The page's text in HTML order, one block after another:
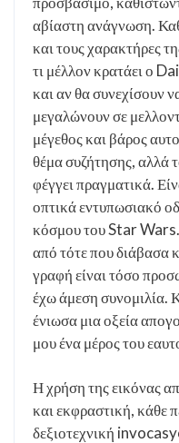
αβίαστη ανάγνωση.
και τους χαρακτήρες
τι μέλλον κρατάει ο
και αν θα συνεχίσουν
μεγαλώνουν σε
μέγεθος και βάρος
θέμα συζήτησης, αλλά
φέγγει πραγματικά.
οπτικά εντυπωσιακό
κόσμου του Star Wars.
από τότε που διάβασα
γραφή είναι τόσο
έχω άμεση συνομιλία.
ένιωσα μια οξεία
μου ένα μέρος του
Η χρήση της εικόνας
και εκφραστική, κάθε
δεξιοτεχνική